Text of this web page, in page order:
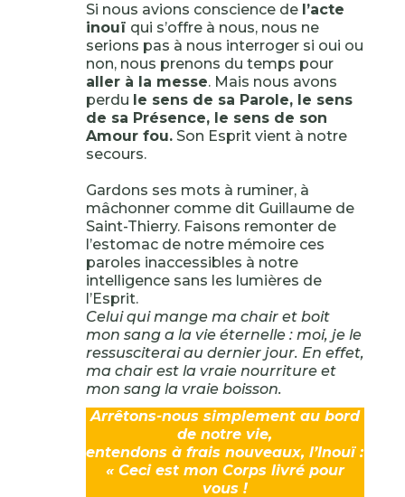
Si nous avions conscience de l’acte
inouï qui s’offre à nous, nous ne
serions pas à nous interroger si oui ou
non, nous prenons du temps pour
aller à la messe. Mais nous avons
perdu le sens de sa Parole, le sens
de sa Présence, le sens de son
Amour fou.Son Esprit vient à notre
secours.
Gardons ses mots à ruminer, à
mâchonner comme dit Guillaume de
Saint-Thierry. Faisons remonter de
l’estomac de notre mémoire ces
paroles inaccessibles à notre
intelligence sans les lumières de
l’Esprit.
Celui qui mange ma chair et boit
mon sang a la vie éternelle : moi, je le
ressusciterai au dernier jour. En effet,
ma chair est la vraie nourriture et
mon sang la vraie boisson.
Arrêtons-nous simplement au bord
de notre vie,
entendons à frais nouveaux, l’Inouï :
« Ceci est mon Corps livré pour
vous !